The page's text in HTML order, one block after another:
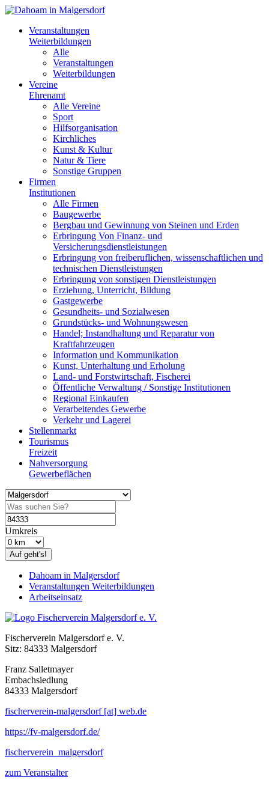
Veranstaltungen
Weiterbildungen
Alle
Veranstaltungen
Weiterbildungen
Vereine
Ehrenamt
Alle Vereine
Sport
Hilfsorganisation
Kirchliches
Kunst & Kultur
Natur & Tiere
Sonstige Gruppen
Firmen
Institutionen
Alle Firmen
Baugewerbe
Bergbau und Gewinnung von Steinen und Erden
Erbringung Von Finanz- und
Versicherungsdienstleistungen
Erbringung von freiberuflichen, wissenschaftlichen und
technischen Dienstleistungen
Erbringung von sonstigen Dienstleistungen
Erziehung, Unterricht, Bildung
Gastgewerbe
Gesundheits- und Sozialwesen
Grundstücks- und Wohnungswesen
Handel; Instandhaltung und Reparatur von
Kraftfahrzeugen
Information und Kommunikation
Kunst, Unterhaltung und Erholung
Land- und Forstwirtschaft, Fischerei
Öffentliche Verwaltung / Sonstige Institutionen
Regional Einkaufen
Verarbeitendes Gewerbe
Verkehr und Lagerei
Stellenmarkt
Tourismus
Freizeit
Nahversorgung
Gewerbeflächen
Umkreis
Auf geht's!
Dahoam in Malgersdorf
Veranstaltungen Weiterbildungen
Arbeitseinsatz
Fischerverein Malgersdorf e. V.
Sitz: 84333 Malgersdorf
Franz Salletmayer
Embachsiedlung
84333 Malgersdorf
fischerverein-malgersdorf [at] web.de
https://fv-malgersdorf.de/
fischerverein_malgersdorf
zum Veranstalter